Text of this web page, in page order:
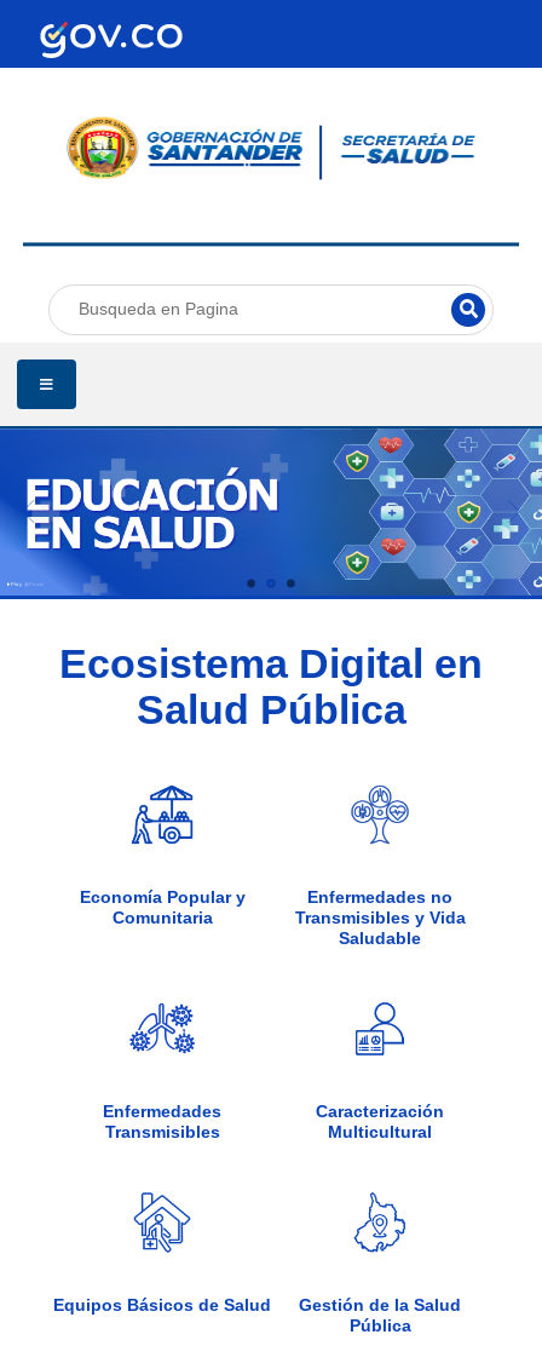
Play Pause
Ecosistema Digital en
Salud Pública
Economía Popular y
Comunitaria
Enfermedades no
Transmisibles y Vida
Saludable
Enfermedades
Transmisibles
Caracterización
Multicultural
Equipos Básicos de Salud
Gestión de la Salud
Pública